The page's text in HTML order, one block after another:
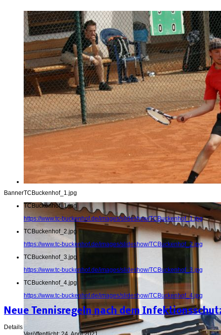
TCBuckenhof_1.jpg
Banner
TCBuckenhof_1.jpg
https://www.tc-buckenhof.de/images/slideshow/TCBuckenhof_1.jpg
TCBuckenhof_2.jpg
https://www.tc-buckenhof.de/images/slideshow/TCBuckenhof_2.jpg
TCBuckenhof_3.jpg
https://www.tc-buckenhof.de/images/slideshow/TCBuckenhof_3.jpg
TCBuckenhof_4.jpg
https://www.tc-buckenhof.de/images/slideshow/TCBuckenhof_4.jpg
Neue Tennisregeln nach dem
Details